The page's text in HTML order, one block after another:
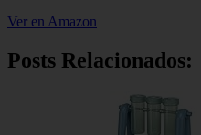
Ver en Amazon
Posts Relacionados: